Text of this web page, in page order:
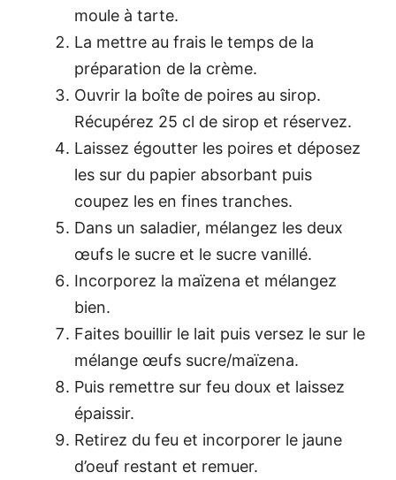
moule à tarte.
La mettre au frais le temps de la
préparation de la crème.
Ouvrir la boîte de poires au sirop.
Récupérez 25 cl de sirop et réservez.
Laissez égoutter les poires et déposez
les sur du papier absorbant puis
coupez les en fines tranches.
Dans un saladier, mélangez les deux
œufs le sucre et le sucre vanillé.
Incorporez la maïzena et mélangez
bien.
Faites bouillir le lait puis versez le sur le
mélange œufs sucre/maïzena.
Puis remettre sur feu doux et laissez
épaissir.
Retirez du feu et incorporer le jaune
d’oeuf restant et remuer.